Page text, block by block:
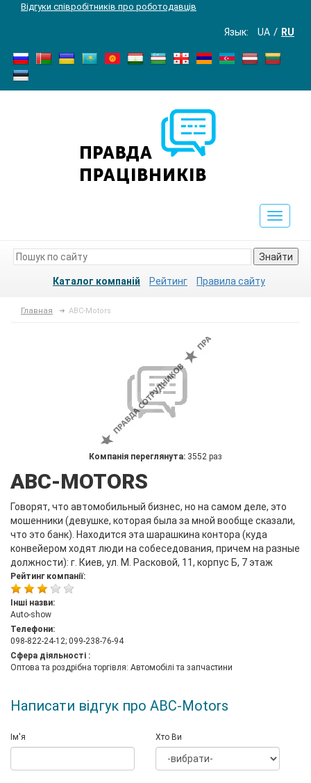
Відгуки співробітників про роботодавців
Язык: UA RU
Toggle
Знайти
Каталог компаній Рейтинг Правила сайту
Главная ABC-Motors
Компанія переглянута: 3552 раз
ABC-MOTORS
Говорят, что автомобильный бизнес, но на самом деле, это
мошенники (девушке, которая была за мной вообще сказали,
что это банк). Находится эта шарашкина контора (куда
конвейером ходят люди на собеседования, причем на разные
должности): г. Киев, ул. М. Расковой, 11, корпус Б, 7 этаж
Рейтинг компанії:
Інші назви:
Auto-show
Телефони:
098-822-24-12; 099-238-76-94
Сфера діяльності :
Оптова та роздрібна торгівля: Автомобілі та запчастини
Написати відгук про ABC-Motors
Ім'я Хто Ви